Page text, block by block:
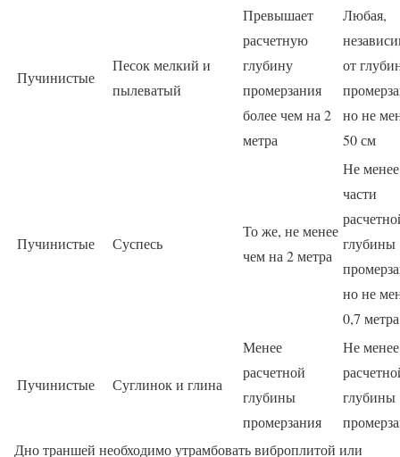
Пучинистые
Песок мелкий и
пылеватый
Превышает
расчетную
глубину
промерзания
более чем на 2
метра
Любая,
от
но не
50 см
Пучинистые Суспесь
То же, не менее
чем на 2 метра
Не
части
глубины
но не
0,7 метра
Пучинистые Суглинок и глина
Менее
расчетной
глубины
промерзания
Не менее
глубины
Дно траншей необходимо утрамбовать виброплитой или